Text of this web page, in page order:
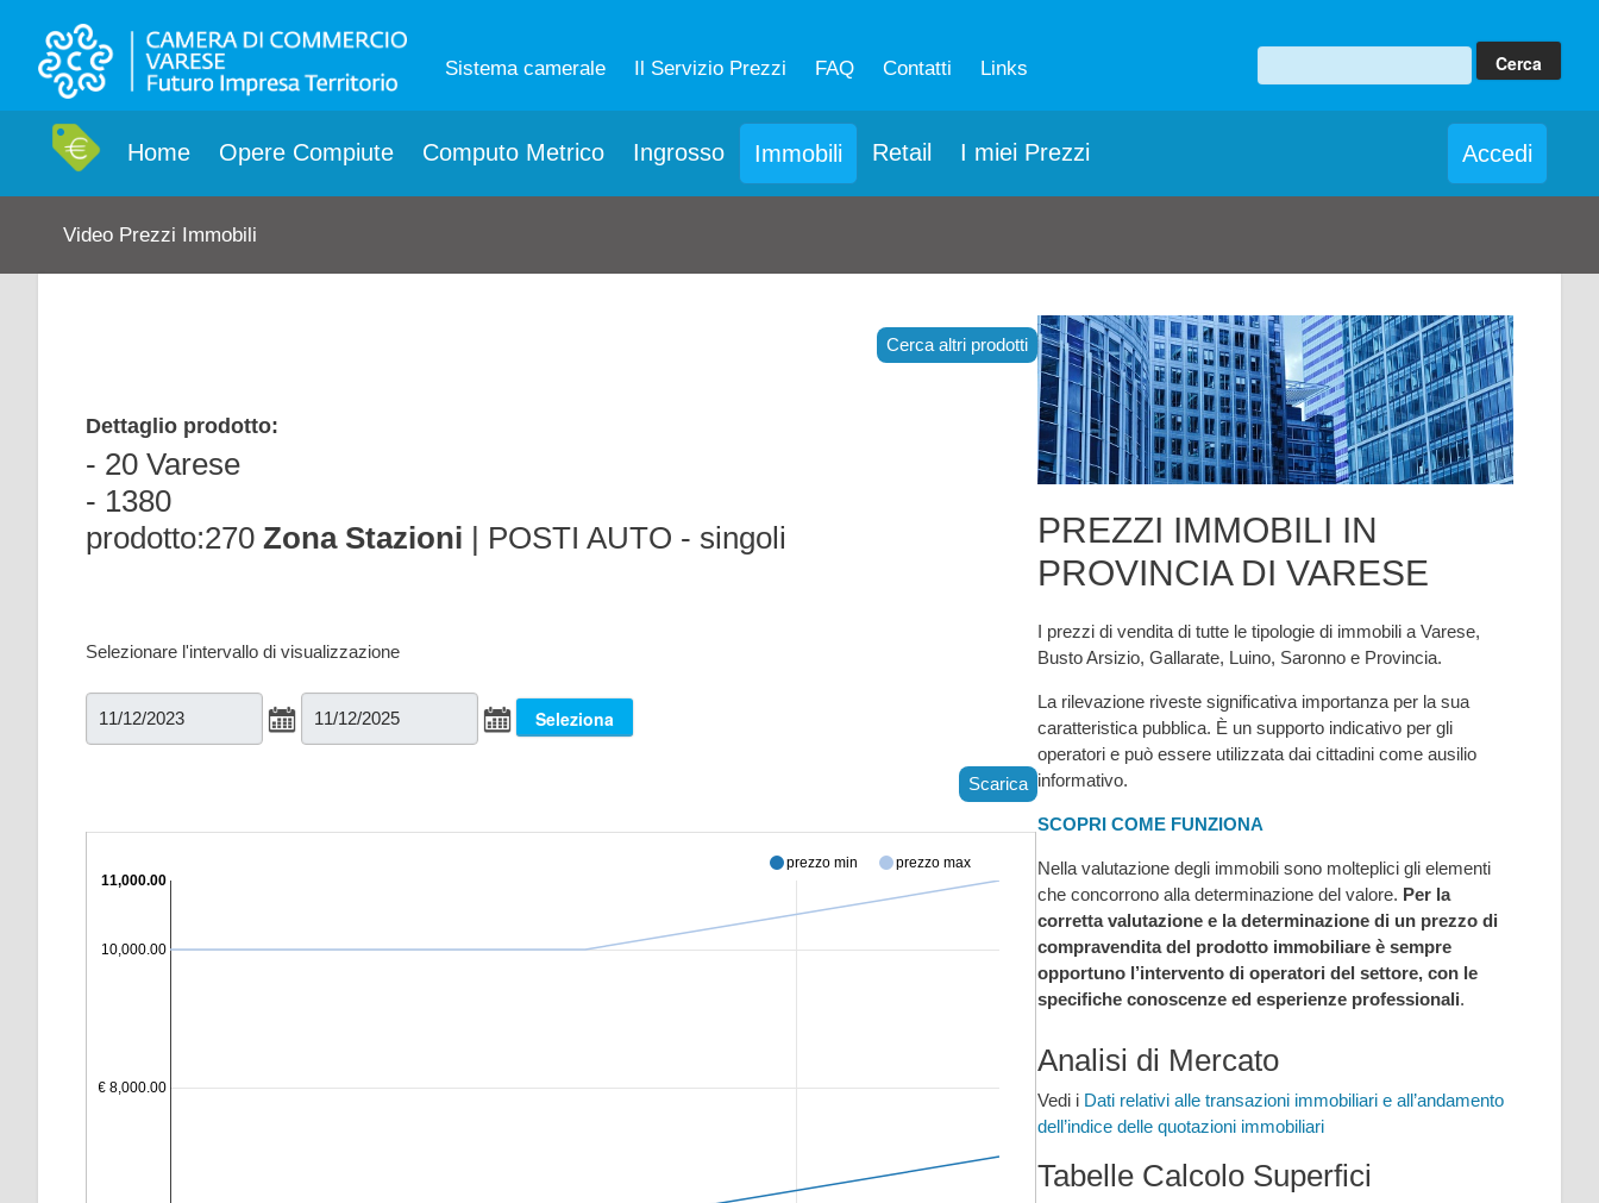
Sistema camerale Il Servizio Prezzi FAQ Contatti Links
Home Opere Compiute Computo Metrico Ingrosso Immobili Retail I miei Prezzi Accedi
Video Prezzi Immobili
Cerca altri prodotti
Dettaglio prodotto:
- 20 Varese
- 1380
prodotto:270 Zona Stazioni | POSTI AUTO - singoli
Selezionare l'intervallo di visualizzazione
Scarica
prezzo min prezzo max
€ 8,000.00
€ 10,000.00
€ 11,000.00
PREZZI IMMOBILI IN
PROVINCIA DI VARESE
I prezzi di vendita di tutte le tipologie di immobili a Varese,
Busto Arsizio, Gallarate, Luino, Saronno e Provincia.
La rilevazione riveste significativa importanza per la sua
caratteristica pubblica. È un supporto indicativo per gli
operatori e può essere utilizzata dai cittadini come ausilio
informativo.
SCOPRI COME FUNZIONA
Nella valutazione degli immobili sono molteplici gli elementi
che concorrono alla determinazione del valore. Per la
corretta valutazione e la determinazione di un prezzo di
compravendita del prodotto immobiliare è sempre
opportuno l’intervento di operatori del settore, con le
specifiche conoscenze ed esperienze professionali.
Analisi di Mercato
Vedi i Dati relativi alle transazioni immobiliari e all’andamento
dell’indice delle quotazioni immobiliari
Tabelle Calcolo Superfici